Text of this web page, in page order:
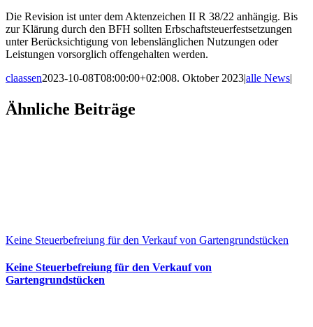
Die Revision ist unter dem Aktenzeichen II R 38/22 anhängig. Bis
zur Klärung durch den BFH sollten Erbschaftsteuerfestsetzungen
unter Berücksichtigung von lebenslänglichen Nutzungen oder
Leistungen vorsorglich offengehalten werden.
claassen2023-10-08T08:00:00+02:008. Oktober 2023|alle News|
Facebook
X
LinkedIn
WhatsApp
Xing
E-
Mail
Ähnliche Beiträge
Keine Steuerbefreiung für den Verkauf von Gartengrundstücken
Keine Steuerbefreiung für den Verkauf von
Gartengrundstücken